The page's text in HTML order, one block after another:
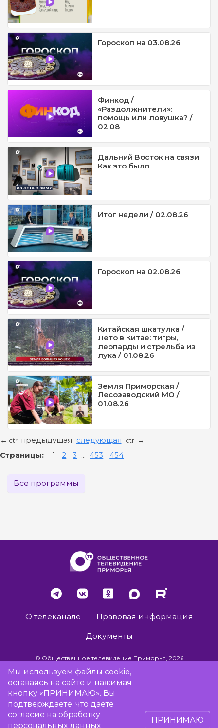
Гороскоп на 03.08.26
Финкод /
«Раздолжнители»:
помощь или ловушка? /
02.08
Дальний Восток на связи.
Как это было
Итог недели / 02.08.26
Гороскоп на 02.08.26
Китайская шкатулка /
Лето в Китае: тигры,
леопарды и стрельба из
лука / 01.08.26
Земля Приморская /
Лесозаводский МО /
01.08.26
← ctrl предыдущая следующая ctrl →
Страницы: 1 2 3 ... 453 454
Все программы
О телеканале Правовая информация
Документы
© Общественное телевидение Приморья, 2026
Разработка сайта -
Мы используем файлы cookie,
оставаясь на сайте и нажимая
кнопку «ПРИНИМАЮ». Вы
подтверждаете, что даете
согласие на обработку
персональных данных
ПРИНИМАЮ